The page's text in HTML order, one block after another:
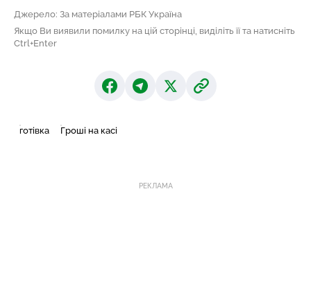
Джерело: За матеріалами РБК Україна
Якщо Ви виявили помилку на цій сторінці, виділіть її та натисніть
Ctrl+Enter
готівка Гроші на касі
РЕКЛАМА